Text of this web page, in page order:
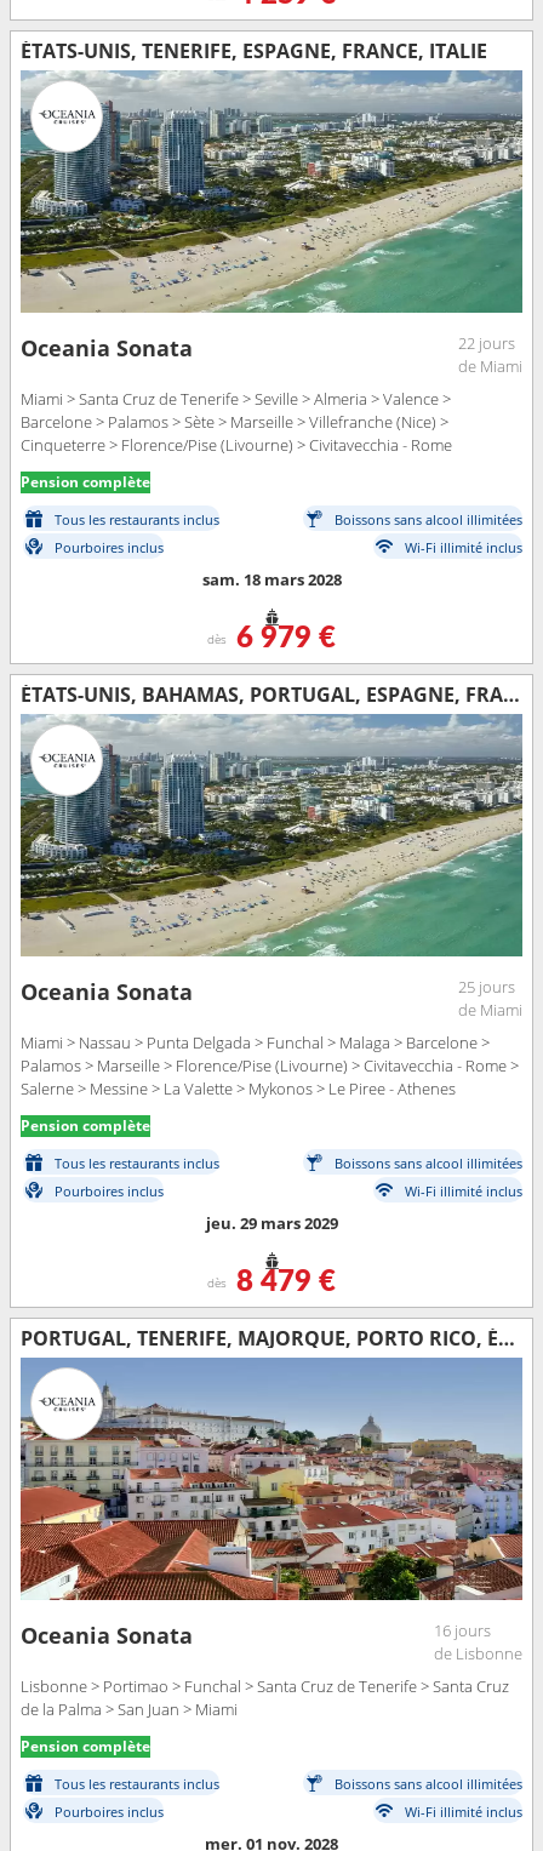
ÉTATS-UNIS, TENERIFE, ESPAGNE, FRANCE, ITALIE
Oceania Sonata
22 jours
de Miami
Miami > Santa Cruz de Tenerife > Seville > Almeria > Valence >
Barcelone > Palamos > Sète > Marseille > Villefranche (Nice) >
Cinqueterre > Florence/Pise (Livourne) > Civitavecchia - Rome
Pension complète
Tous les restaurants inclus
Boissons sans alcool illimitées
Pourboires inclus
Wi-Fi illimité inclus
sam. 18 mars 2028
dès 6 979 €
ÉTATS-UNIS, BAHAMAS, PORTUGAL, ESPAGNE, FRANCE, ITALIE, MALTE, GRÈCE
Oceania Sonata
25 jours
de Miami
Miami > Nassau > Punta Delgada > Funchal > Malaga > Barcelone >
Palamos > Marseille > Florence/Pise (Livourne) > Civitavecchia - Rome >
Salerne > Messine > La Valette > Mykonos > Le Piree - Athenes
Pension complète
Tous les restaurants inclus
Boissons sans alcool illimitées
Pourboires inclus
Wi-Fi illimité inclus
jeu. 29 mars 2029
dès 8 479 €
PORTUGAL, TENERIFE, MAJORQUE, PORTO RICO, ÉTATS-UNIS
Oceania Sonata
16 jours
de Lisbonne
Lisbonne > Portimao > Funchal > Santa Cruz de Tenerife > Santa Cruz
de la Palma > San Juan > Miami
Pension complète
Tous les restaurants inclus
Boissons sans alcool illimitées
Pourboires inclus
Wi-Fi illimité inclus
mer. 01 nov. 2028